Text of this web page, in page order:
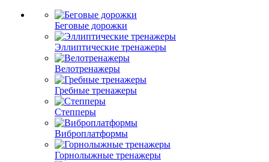
Беговые дорожки
Эллиптические тренажеры
Велотренажеры
Гребные тренажеры
Степперы
Виброплатформы
Горнолыжные тренажеры